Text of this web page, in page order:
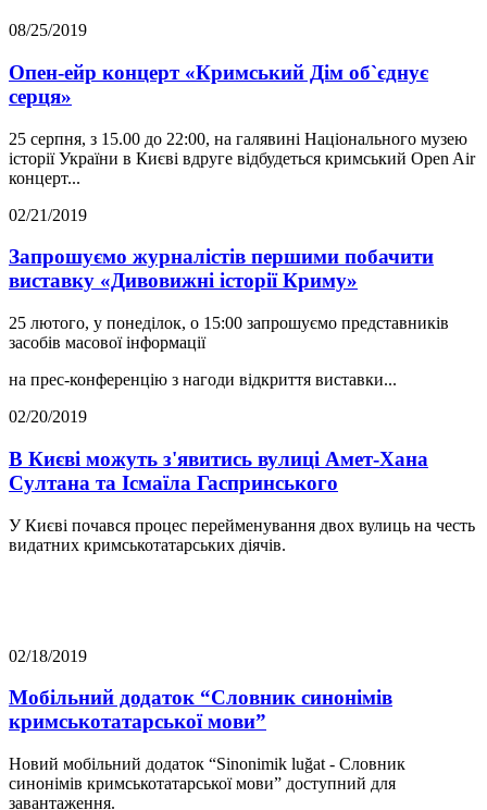
08/25/2019
Опен-ейр концерт «Кримський Дім об`єднує
серця»
25 серпня, з 15.00 до 22:00, на галявині Національного музею
історії України в Києві вдруге відбудеться кримський Open Air
концерт...
02/21/2019
Запрошуємо журналістів першими побачити
виставку «Дивовижні історії Криму»
25 лютого, у понеділок, о 15:00 запрошуємо представників
засобів масової інформації
на прес-конференцію з нагоди відкриття виставки...
02/20/2019
В Києві можуть з'явитись вулиці Амет-Хана
Султана та Ісмаїла Гаспринського
У Києві почався процес перейменування двох вулиць на честь
видатних кримськотатарських діячів.
02/18/2019
Мобільний додаток “Словник синонімів
кримськотатарської мови”
Новий мобільний додаток “Sinonimik luğat - Словник
синонімів кримськотатарської мови” доступний для
завантаження.